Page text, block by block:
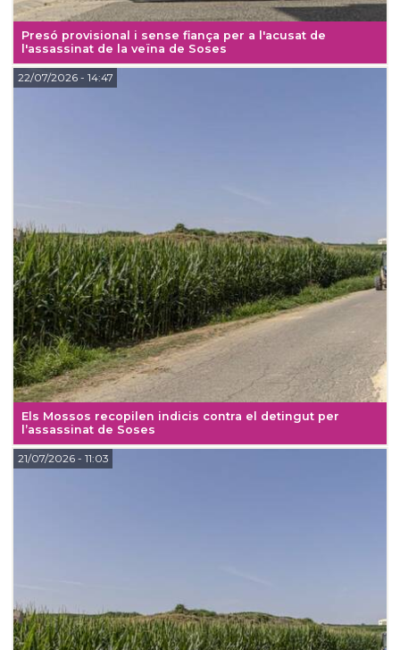
Presó provisional i sense fiança per a l'acusat de
l'assassinat de la veïna de Soses
Els Mossos recopilen indicis contra el detingut per
l’assassinat de Soses
22/07/2026- 14:47
21/07/2026- 11:03